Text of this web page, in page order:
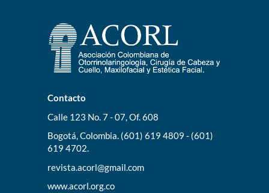
Contacto
Calle 123 No. 7 - 07, Of. 608
Bogotá, Colombia. (601) 619 4809 - (601)
619 4702.
revista.acorl@gmail.com
www.acorl.org.co